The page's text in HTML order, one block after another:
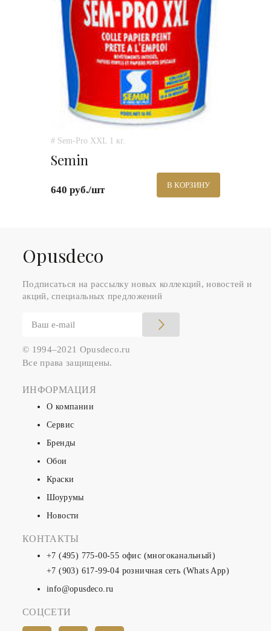
# Sem-Pro XXL 1 кг.
Semin
640 руб./шт В КОРЗИНУ
Оpusdeco
Подписаться на рассылку новых коллекций, новостей и
акций, специальных предложений
© 1994–2021 Opusdeco.ru
Все права защищены.
ИНФОРМАЦИЯ
О компании
Сервис
Бренды
Обои
Краски
Шоурумы
Новости
КОНТАКТЫ
+7 (495) 775-00-55 офис (многоканальный)
+7 (903) 617-99-04 розничная сеть (Whats App)
info@opusdeco.ru
СОЦСЕТИ